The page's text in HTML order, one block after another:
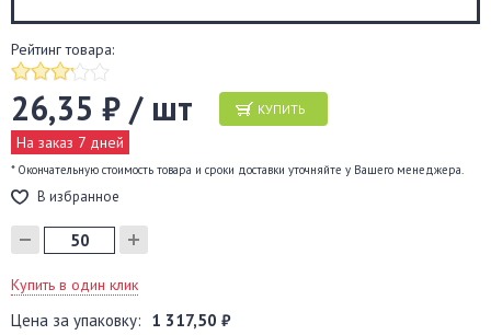
Рейтинг товара:
26,35 ₽ / шт КУПИТЬ
На заказ 7 дней
* Окончательную стоимость товара и сроки доставки уточняйте у Вашего менеджера.
В избранное
Купить в один клик
Цена за упаковку: 1 317,50 ₽